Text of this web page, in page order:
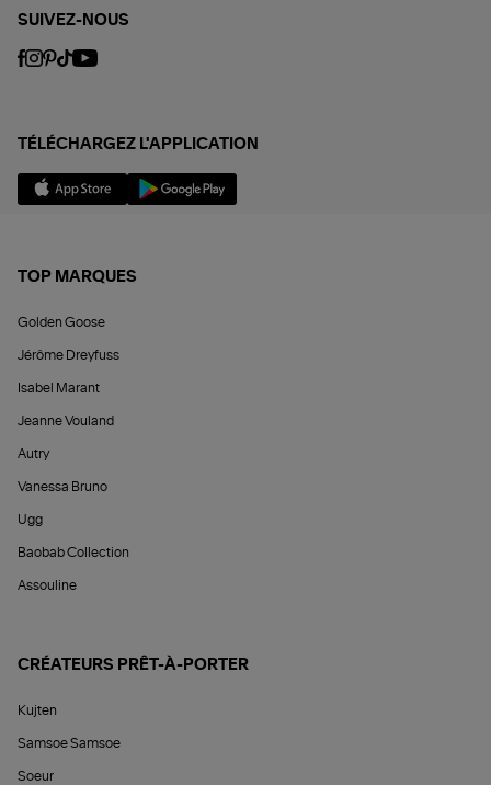
SUIVEZ-NOUS
TÉLÉCHARGEZ L'APPLICATION
TOP MARQUES
Golden Goose
Jérôme Dreyfuss
Isabel Marant
Jeanne Vouland
Autry
Vanessa Bruno
Ugg
Baobab Collection
Assouline
CRÉATEURS PRÊT-À-PORTER
Kujten
Samsoe Samsoe
Soeur